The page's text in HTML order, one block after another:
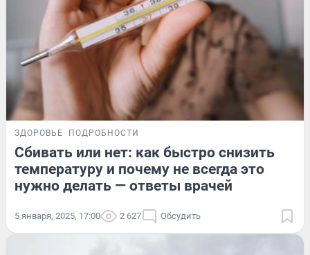
ЗДОРОВЬЕ ПОДРОБНОСТИ
Сбивать или нет: как быстро снизить
температуру и почему не всегда это
нужно делать — ответы врачей
5 января, 2025, 17:00 2 627 Обсудить